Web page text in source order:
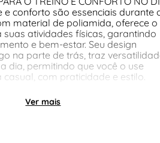
e conforto são essenciais durante
material de poliamida, oferece o
atividades físicas, garantindo
e bem-estar. Seu design
na parte de trás, traz
dia, permitindo que você o use
com praticidade e estilo.
Ver mais